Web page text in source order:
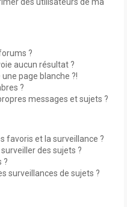
?
aucun résultat ?
page blanche ?!
?
messages et sujets ?
favoris et la surveillance ?
des sujets ?
?
surveillances de sujets ?